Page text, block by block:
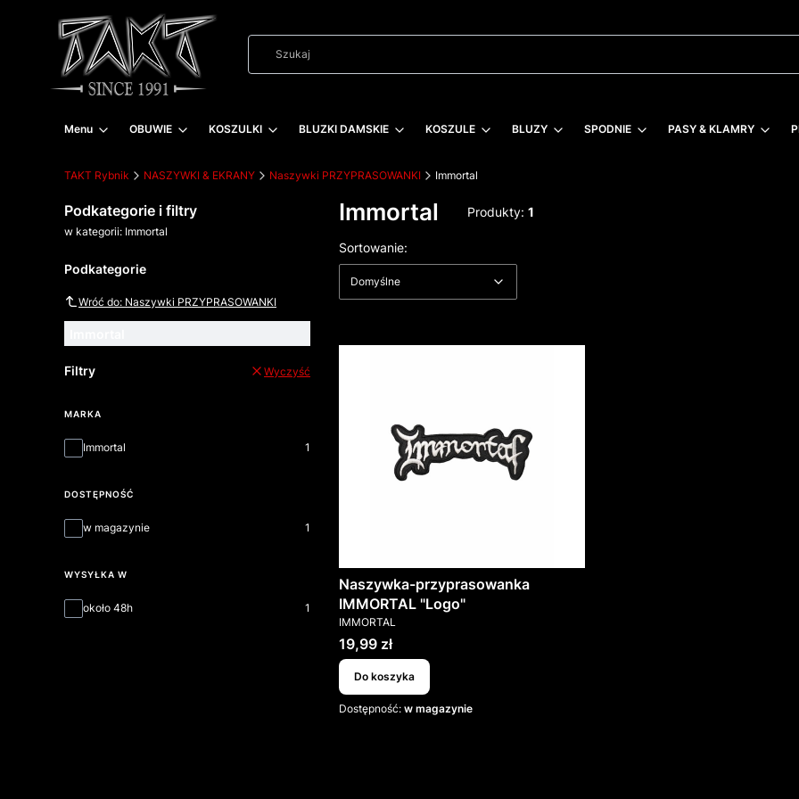
Menu OBUWIE KOSZULKI BLUZKI DAMSKIE KOSZULE BLUZY SPODNIE PASY & KLAMRY
TAKT Rybnik NASZYWKI & EKRANY Naszywki PRZYPRASOWANKI Immortal
Podkategorie i filtry
w kategorii: Immortal
Podkategorie
Wróć do: Naszywki PRZYPRASOWANKI
Filtry Wyczyść
MARKA
MarkaImmortal 1
DOSTĘPNOŚĆ
Dostępność
w magazynie 1
WYSYŁKA W
Wysyłka w
około 48h 1
Immortal Produkty: 1
Lista produktów
Sortowanie:
Domyślne
Naszywka-przyprasowanka
IMMORTAL "Logo"
PRODUCENT
IMMORTAL
Cena
19,99 zł
Do koszyka
Dostępność: w magazynie